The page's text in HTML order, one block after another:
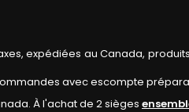
expédiées au Canada,
avec escompte
À l'achat de 2 sièges